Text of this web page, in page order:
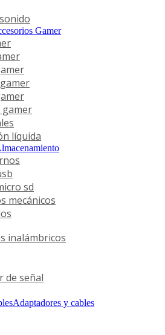
Gamer
líquida
sd
mecánicos
inalámbricos
de señal
Adaptadores y cables